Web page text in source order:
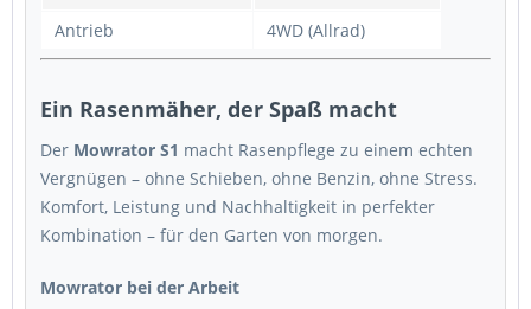
Antrieb
4WD (Allrad)
Ein Rasenmäher, der Spaß macht
Der Mowrator S1 macht Rasenpflege zu einem echten
Vergnügen – ohne Schieben, ohne Benzin, ohne Stress.
Komfort, Leistung und Nachhaltigkeit in perfekter
Kombination – für den Garten von morgen.
Mowrator bei der Arbeit